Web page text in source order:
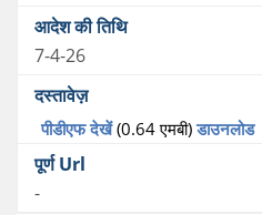
7-4-26
पीडीएफ देखें(0.64 एमबी)डाउनलोड
-